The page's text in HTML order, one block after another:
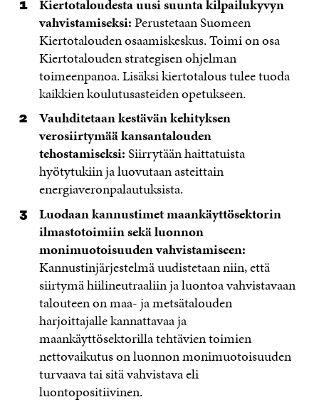
Kiertotaloudesta uusi suunta kilpailukyvyn
vahvistamiseksi:Perustetaan Suomeen
Kiertotalouden osaamiskeskus. Toimi on osa
Kiertotalouden strategisen ohjelman
toimeenpanoa. Lisäksi kiertotalous tulee tuoda
kaikkien koulutusasteiden opetukseen.
Vauhditetaan kestävän kehityksen
verosiirtymää kansantalouden
tehostamiseksi:Siirrytään haittatuista
hyötytukiin ja luovutaan asteittain
energiaveronpalautuksista.
Luodaan kannustimet maankäyttösektorin
ilmastotoimiin sekä luonnon
monimuotoisuuden vahvistamiseen:
Kannustinjärjestelmä uudistetaan niin, että
siirtymä hiilineutraaliin ja luontoa vahvistavaan
talouteen on maa- ja metsätalouden
harjoittajalle kannattavaa ja
maankäyttösektorilla tehtävien toimien
nettovaikutus on luonnon monimuotoisuuden
turvaava tai sitä vahvistava eli
luontopositiivinen.